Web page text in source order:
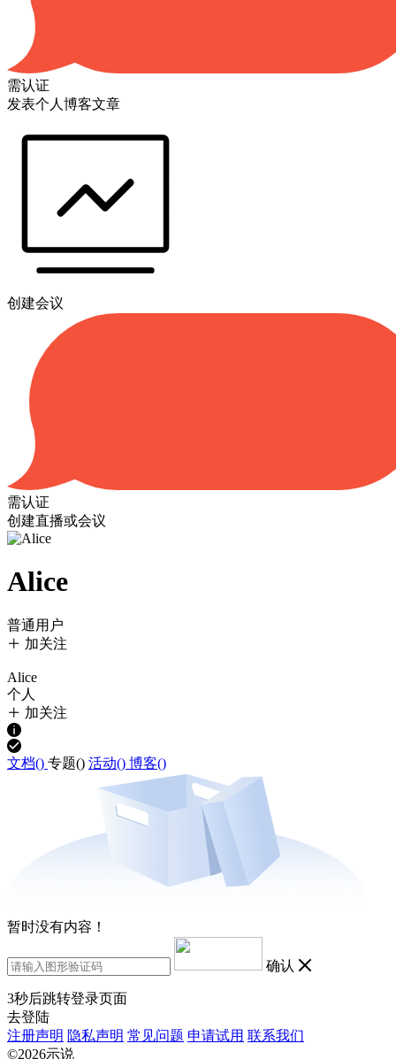
需认证
发表个人博客文章
创建会议
需认证
创建直播或会议
Alice
普通用户
加关注
Alice
个人
加关注
文档() 专题() 活动() 博客()
暂时没有内容！
确认
3秒后跳转登录页面
去登陆
注册声明 隐私声明 常见问题 申请试用 联系我们
©2026示说